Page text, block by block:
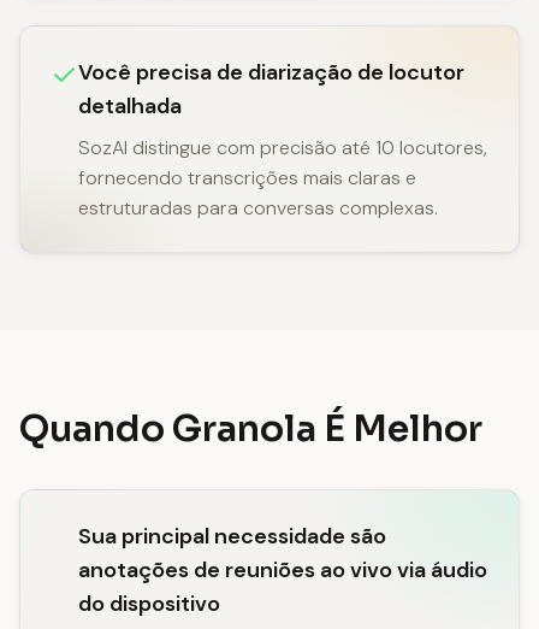
Você precisa de diarização de locutor
detalhada
SozAI distingue com precisão até 10 locutores,
fornecendo transcrições mais claras e
estruturadas para conversas complexas.
Quando Granola É Melhor
Sua principal necessidade são
anotações de reuniões ao vivo via áudio
do dispositivo